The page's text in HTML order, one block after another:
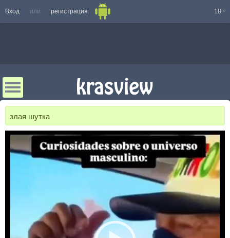
Вход или регистрация 18+
злая шутка